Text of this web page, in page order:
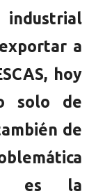
a
hoy
solo de
de
es la